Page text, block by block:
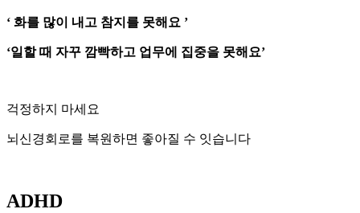
‘ 화를 많이 내고 참지를 못해요 ’
‘일할 때 자꾸 깜빡하고 업무에 집중을 못해요’
걱정하지 마세요
뇌신경회로를 복원하면 좋아질 수 잇습니다
ADHD